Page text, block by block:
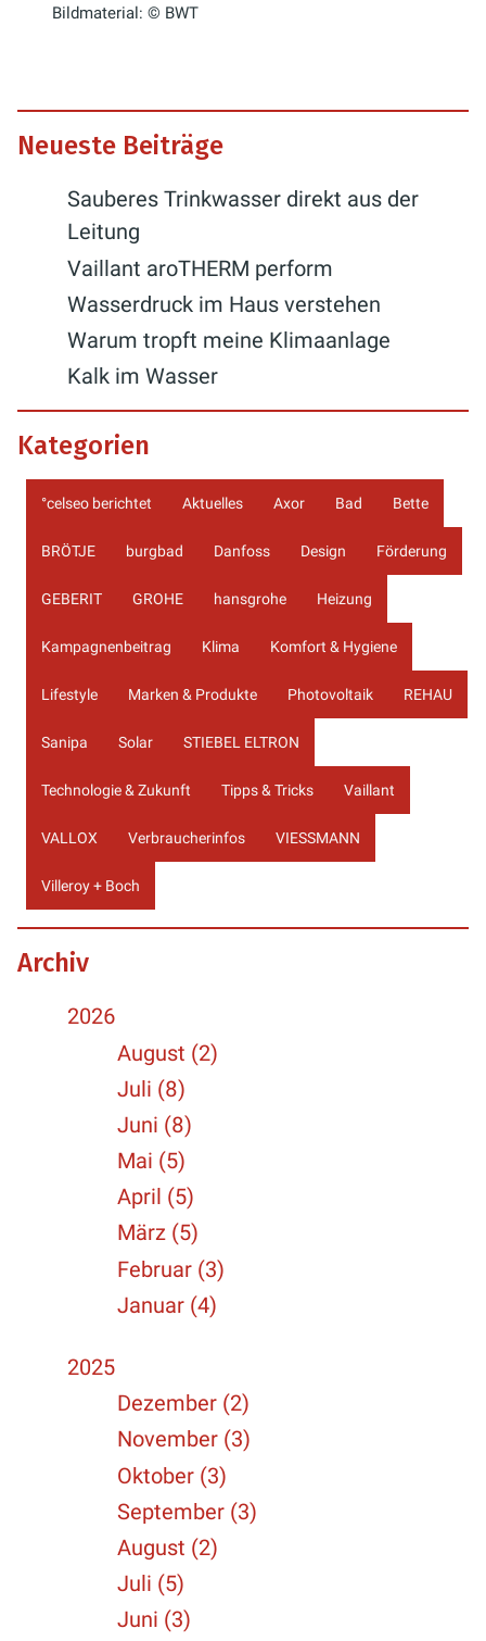
Bildmaterial: © BWT
Neueste Beiträge
Sauberes Trinkwasser direkt aus der
Leitung
Vaillant aroTHERM perform
Wasserdruck im Haus verstehen
Warum tropft meine Klimaanlage
Kalk im Wasser
Kategorien
°celseo berichtet Aktuelles Axor Bad Bette
BRÖTJE burgbad Danfoss Design Förderung
GEBERIT GROHE hansgrohe Heizung
Kampagnenbeitrag Klima Komfort & Hygiene
Lifestyle Marken & Produkte Photovoltaik REHAU
Sanipa Solar STIEBEL ELTRON
Technologie & Zukunft Tipps & Tricks Vaillant
VALLOX Verbraucherinfos VIESSMANN
Villeroy + Boch
Archiv
2026
August (2)
Juli (8)
Juni (8)
Mai (5)
April (5)
März (5)
Februar (3)
Januar (4)
2025
Dezember (2)
November (3)
Oktober (3)
September (3)
August (2)
Juli (5)
Juni (3)